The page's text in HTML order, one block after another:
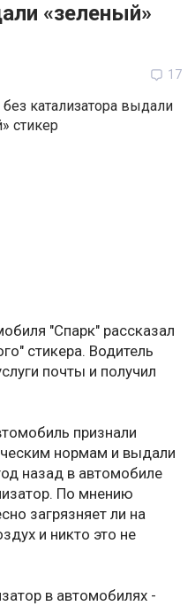
«зеленый»
17
"Спарк" рассказал
стикера. Водитель
почты и получил
признали
нормам и выдали
назад в автомобиле
По мнению
загрязняет ли на
и никто это не
в автомобилях -